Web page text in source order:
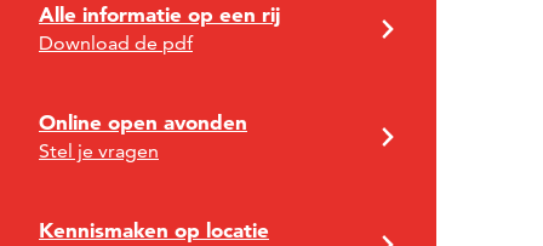
Alle informatie op een rij
Download de pdf
Online open avonden
Stel je vragen
Kennismaken op locatie